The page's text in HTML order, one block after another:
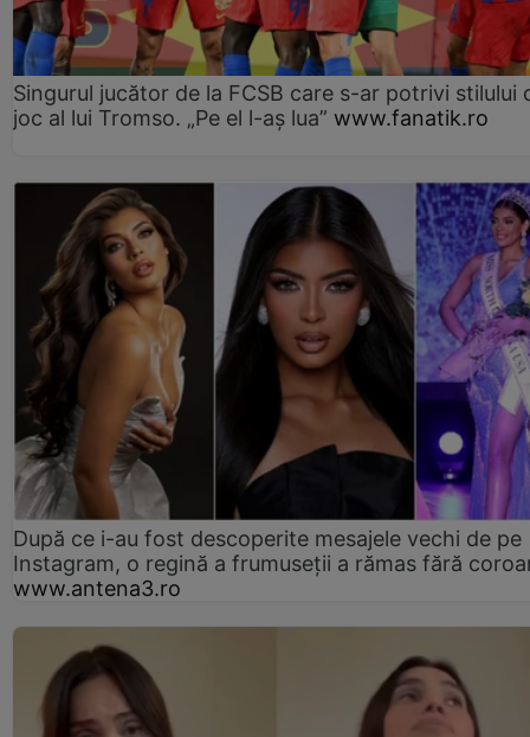
Singurul jucător de la FCSB care s-ar potrivi stilului
joc al lui Tromso. „Pe el l-aș lua” www.fanatik.ro
După ce i-au fost descoperite mesajele vechi de pe
Instagram, o regină a frumuseții a rămas fără
www.antena3.ro